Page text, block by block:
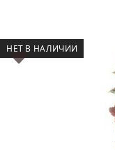
НЕТ В НАЛИЧИИ